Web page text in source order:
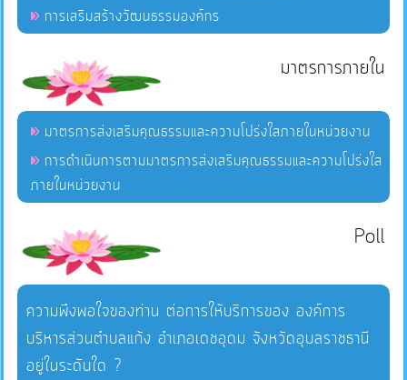
การเสริมสร้างวัฒนธรรมองค์กร
มาตรการภายใน
มาตรการส่งเสริมคุณธรรมและความโปร่งใสภายในหน่วยงาน
การดำเนินการตามมาตรการส่งเสริมคุณธรรมและความโปร่งใส
ภายในหน่วยงาน
Poll
ความพึงพอใจของท่าน ต่อการให้บริการของ องค์การ
บริหารส่วนตำบลแก้ง อำเภอเดชอุดม จังหวัดอุบลราชธานี
อยู่ในระดับใด ?